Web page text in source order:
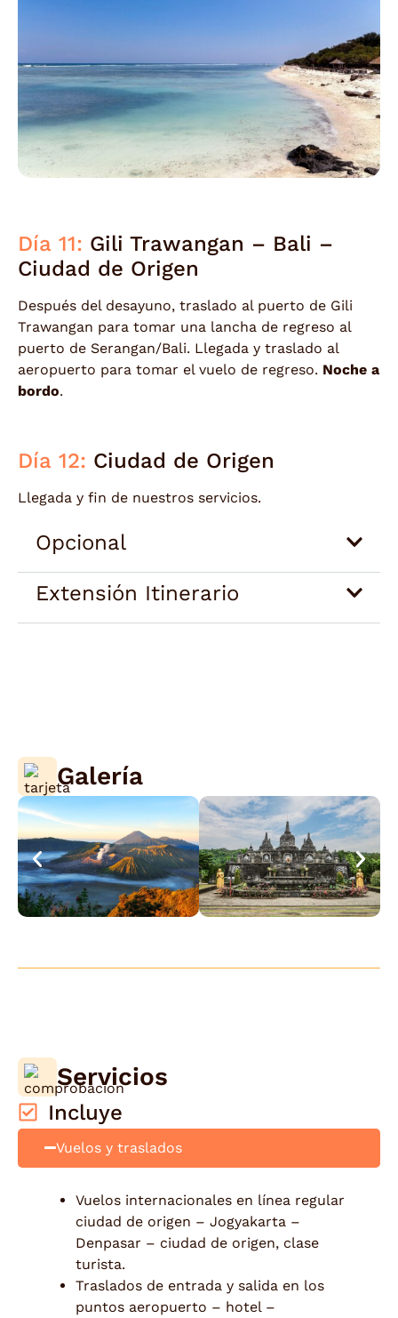
Día 11: Gili Trawangan – Bali –
Ciudad de Origen
Después del desayuno, traslado al puerto de Gili
Trawangan para tomar una lancha de regreso al
puerto de Serangan/Bali. Llegada y traslado al
aeropuerto para tomar el vuelo de regreso. Noche a
bordo.
Día 12: Ciudad de Origen
Llegada y fin de nuestros servicios.
Opcional
Extensión Itinerario
Galería
Servicios
Incluye
Vuelos y traslados
Vuelos internacionales en línea regular
ciudad de origen – Jogyakarta –
Denpasar – ciudad de origen, clase
turista.
Traslados de entrada y salida en los
puntos aeropuerto – hotel –